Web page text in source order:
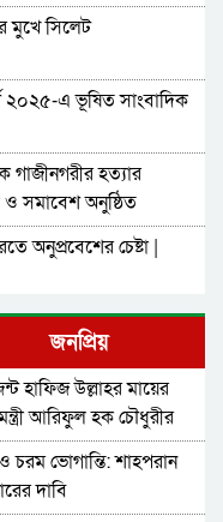
মুখে সিলেট
২০২৫-এ ভূষিত সাংবাদিক
গাজীনগরীর হত্যার
ও সমাবেশ অনুষ্ঠিত
অনুপ্রবেশের চেষ্টা |
নিহত এগারো জন
জুলাই স্মৃতি স্তম্ভ
২ জন গ্রেপ্তার
বাঁশের সেতু ঝুকিপূর্ণ ,
জনপ্রিয়
হাফিজ উল্লাহর মায়ের
আরিফুল হক চৌধুরীর
ভোগান্তি: শাহপরান
দাবি